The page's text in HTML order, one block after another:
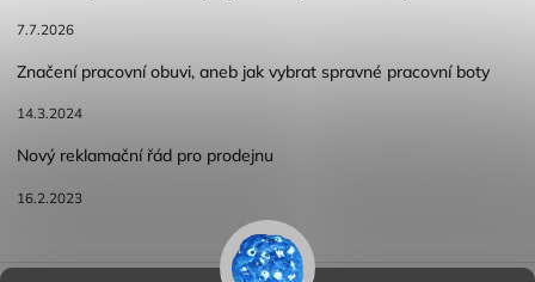
7.7.2026
Značení pracovní obuvi, aneb jak vybrat spravné pracovní boty
14.3.2024
Nový reklamační řád pro prodejnu
16.2.2023